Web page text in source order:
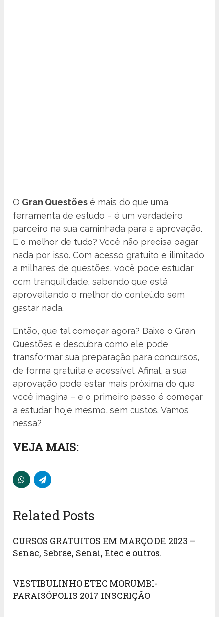
O Gran Questões é mais do que uma
ferramenta de estudo – é um verdadeiro
parceiro na sua caminhada para a aprovação.
E o melhor de tudo? Você não precisa pagar
nada por isso. Com acesso gratuito e ilimitado
a milhares de questões, você pode estudar
com tranquilidade, sabendo que está
aproveitando o melhor do conteúdo sem
gastar nada.
Então, que tal começar agora? Baixe o Gran
Questões e descubra como ele pode
transformar sua preparação para concursos,
de forma gratuita e acessível. Afinal, a sua
aprovação pode estar mais próxima do que
você imagina – e o primeiro passo é começar
a estudar hoje mesmo, sem custos. Vamos
nessa?
VEJA MAIS:
Related Posts
CURSOS GRATUITOS EM MARÇO DE 2023 –
Senac, Sebrae, Senai, Etec e outros.
VESTIBULINHO ETEC MORUMBI-
PARAISÓPOLIS 2017 INSCRIÇÃO